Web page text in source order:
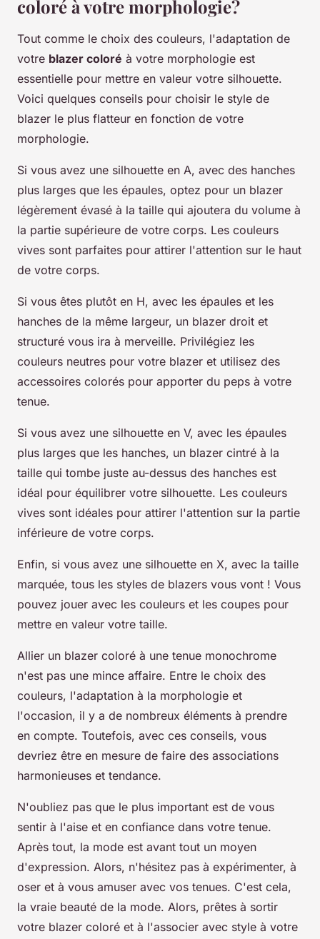
coloré à votre morphologie?
Tout comme le choix des couleurs, l'adaptation de
votre blazer coloré à votre morphologie est
essentielle pour mettre en valeur votre silhouette.
Voici quelques conseils pour choisir le style de
blazer le plus flatteur en fonction de votre
morphologie.
Si vous avez une silhouette en A, avec des hanches
plus larges que les épaules, optez pour un blazer
légèrement évasé à la taille qui ajoutera du volume à
la partie supérieure de votre corps. Les couleurs
vives sont parfaites pour attirer l'attention sur le haut
de votre corps.
Si vous êtes plutôt en H, avec les épaules et les
hanches de la même largeur, un blazer droit et
structuré vous ira à merveille. Privilégiez les
couleurs neutres pour votre blazer et utilisez des
accessoires colorés pour apporter du peps à votre
tenue.
Si vous avez une silhouette en V, avec les épaules
plus larges que les hanches, un blazer cintré à la
taille qui tombe juste au-dessus des hanches est
idéal pour équilibrer votre silhouette. Les couleurs
vives sont idéales pour attirer l'attention sur la partie
inférieure de votre corps.
Enfin, si vous avez une silhouette en X, avec la taille
marquée, tous les styles de blazers vous vont ! Vous
pouvez jouer avec les couleurs et les coupes pour
mettre en valeur votre taille.
Allier un blazer coloré à une tenue monochrome
n'est pas une mince affaire. Entre le choix des
couleurs, l'adaptation à la morphologie et
l'occasion, il y a de nombreux éléments à prendre
en compte. Toutefois, avec ces conseils, vous
devriez être en mesure de faire des associations
harmonieuses et tendance.
N'oubliez pas que le plus important est de vous
sentir à l'aise et en confiance dans votre tenue.
Après tout, la mode est avant tout un moyen
d'expression. Alors, n'hésitez pas à expérimenter, à
oser et à vous amuser avec vos tenues. C'est cela,
la vraie beauté de la mode. Alors, prêtes à sortir
votre blazer coloré et à l'associer avec style à votre